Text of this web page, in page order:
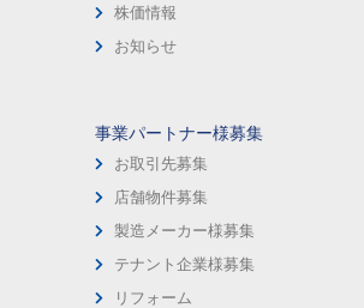
株価情報
お知らせ
事業パートナー様募集
お取引先募集
店舗物件募集
製造メーカー様募集
テナント企業様募集
リフォーム